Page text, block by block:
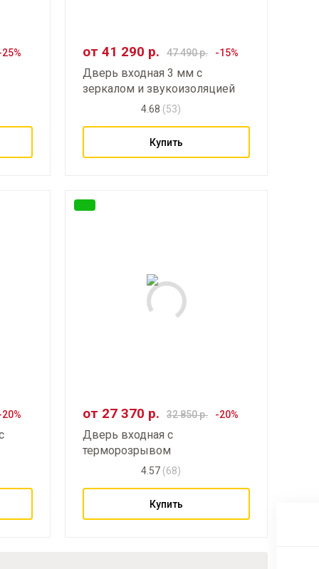
от 41 290 р. 47 490р.
Дверь входная 3 мм с
зеркалом и звукоизоляцией
4.68 (53)
Купить
от 27 370 р. 32 850р.
Дверь входная с
терморозрывом
4.57 (68)
Купить